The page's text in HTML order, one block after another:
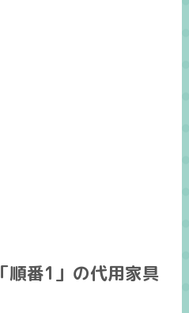
順番1」の代用家具